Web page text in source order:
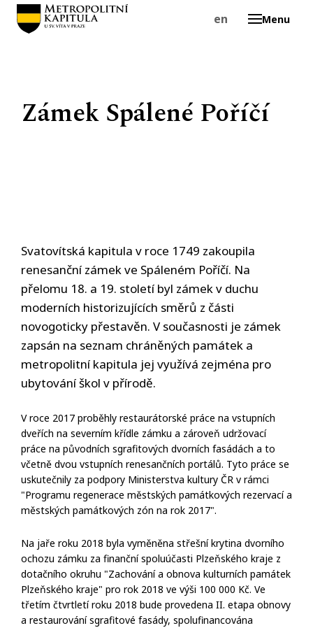
Menu
cs
en
Zámek Spálené Poříčí
Svatovítská kapitula v roce 1749 zakoupila
renesanční zámek ve Spáleném Poříčí. Na
přelomu 18. a 19. století byl zámek v duchu
moderních historizujících směrů z části
novogoticky přestavěn. V současnosti je zámek
zapsán na seznam chráněných památek a
metropolitní kapitula jej využívá zejména pro
ubytování škol v přírodě.
V roce 2017 proběhly restaurátorské práce na vstupních
dveřích na severním křídle zámku a zároveň udržovací
práce na původních sgrafitových dvorních fasádách a to
včetně dvou vstupních renesančních portálů. Tyto práce se
uskutečnily za podpory Ministerstva kultury ČR v rámci
"Programu regenerace městských památkových rezervací a
městských památkových zón na rok 2017".
Na jaře roku 2018 byla vyměněna střešní krytina dvorního
ochozu zámku za finanční spoluúčasti Plzeňského kraje z
dotačního okruhu "Zachování a obnova kulturních památek
Plzeňského kraje" pro rok 2018 ve výši 100 000 Kč. Ve
třetím čtvrtletí roku 2018 bude provedena II. etapa obnovy
a restaurování sgrafitové fasády, spolufinancována